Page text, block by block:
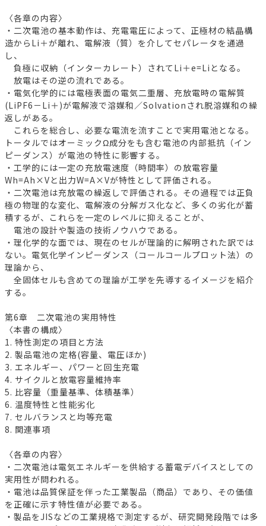
〈各章の内容〉
・二次電池の基本動作は、充電電圧によって、正極材の結晶構
造からLi＋が離れ、電解液（質）を介してセパレータを通過
し、
負極に収納（インターカレート）されてLi＋e=Liとなる。
放電はその逆の流れである。
・電気化学的には電極表面の電気二重層、充放電時の電解質
(LiPF6－Li＋)が電解液で溶媒和／Solvationされ脱溶媒和の繰
返しがある。
これらを総合し、必要な電流を流すことで実用電池となる。
トータルではオーミックΩ成分をも含む電池の内部抵抗（イン
ピーダンス）が電池の特性に影響する。
・工学的には一定の充放電速度（時間率）の放電容量
Wh=Ah×Vと出力W=A×Vが特性として評価される。
・二次電池は充放電の繰返しで評価される。その過程では正負
極の物理的な変化、電解液の分解ガス化など、多くの劣化が蓄
積するが、これらを一定のレベルに抑えることが、
電池の設計や製造の技術ノウハウである。
・理化学的な面では、現在のセルが理論的に解明された訳では
ない。電気化学インピーダンス（コールコールプロット法）の
理論から、
全固体セルも含めての理論が工学を先導するイメージを紹介
する。
第6章 二次電池の実用特性
〈本書の構成〉
1. 特性測定の項目と方法
2. 製品電池の定格(容量、電圧ほか)
3. エネルギー、パワーと回生充電
4. サイクルと放電容量維持率
5. 比容量（重量基準、体積基準）
6. 温度特性と性能劣化
7. セルバランスと均等充電
8. 関連事項
〈各章の内容〉
・二次電池は電気エネルギーを供給する蓄電デバイスとしての
実用性が問われる。
・電池は品質保証を伴った工業製品（商品）であり、その価値
を正確に示す特性値が必要である。
・製品をJISなどの工業規格で測定するが、研究開発段階では多